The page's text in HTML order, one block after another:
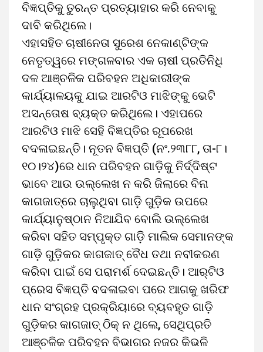
ବିଜ୍ଞପ୍ତିକୁ ତୁରନ୍ତ ପ୍ରତ୍ୟାହାର କରି ନେବାକୁ
ଦାବି କରିଥିଲେ।
ଏହାସହିତ ଚାଷୀନେତା ସୁରେଶ ନେକାଣ୍ଟିଙ୍କ
ନେତୃତ୍ୱରେ ମଙ୍ଗଳବାର ଏକ ଚାଷୀ ପ୍ରତିନିଧି
ଦଳ ଆଞ୍ଚଳିକ ପରିବହନ ଅଧିକାରୀଙ୍କ
କାର୍ଯ୍ୟାଳୟକୁ ଯାଇ ଆରଟିଓ ମାଝିଙ୍କୁ ଭେଟି
ଅସନ୍ତୋଷ ବ୍ୟକ୍ତ କରିଥିଲେ। ଏହାପରେ
ଆରଟିଓ ମାଝି ସେହି ବିଜ୍ଞପ୍ତିର ରୂପରେଖ
ବଦଳାଇଛନ୍ତି। ନୂତନ ବିଜ୍ଞପ୍ତି (ନଂ.୨୩୮୮, ତା-୮।
୧୦।୨୪)ରେ ଧାନ ପରିବହନ ଗାଡ଼ିକୁ ନିର୍ଦ୍ଦିଷ୍ଟ
ଭାବେ ଆଉ ଉଲ୍ଲେଖ ନ କରି ଜିଲାରେ ବିନା
କାଗଜାତ୍‌ରେ ଚାଲୁଥିବା ଗାଡ଼ି ଗୁଡ଼ିକ ଉପରେ
କାର୍ଯ୍ୟାନୁଷ୍ଠାନ ନିଆଯିବ ବୋଲି ଉଲ୍ଲେଖ
କରିବା ସହିତ ସମ୍ପୃକ୍ତ ଗାଡ଼ିି ମାଲିକ ସେମାନଙ୍କ
ଗାଡ଼ି ଗୁଡ଼ିକର କାଗଜାତ୍‌ ବୈଧ ତଥା ନବୀକରଣ
କରିବା ପାଇଁ ସେ ପରାମର୍ଶ ଦେଇଛନ୍ତି। ଆର୍‌ଟିଓ
ପ୍ରେସ ବିଜ୍ଞପ୍ତି ବଦଳାଇବା ପରେ ଆଗକୁ ଖରିଫ
ଧାନ ସଂଗ୍ରହ ପ୍ରକ୍ରିୟାରେ ବ୍ୟବହୃତ ଗାଡ଼ି
ଗୁଡ଼ିକର କାଗଜାତ୍‌ ଠିକ୍‌ ନ ଥିଲେ, ସେଥିପ୍ରତି
ଆଞ୍ଚଳିକ ପରିବହନ ବିଭାଗର ନଜର କିଭଳି